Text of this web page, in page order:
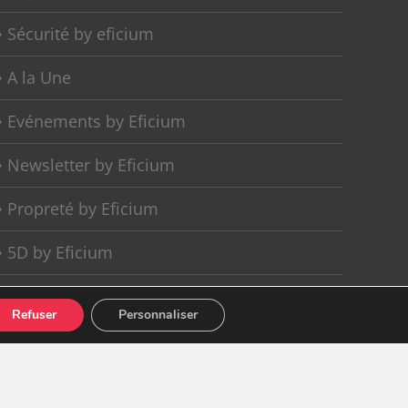
Sécurité by eficium
A la Une
Evénements by Eficium
Newsletter by Eficium
Propreté by Eficium
5D by Eficium
Welcome by Eficium
Refuser Personnaliser